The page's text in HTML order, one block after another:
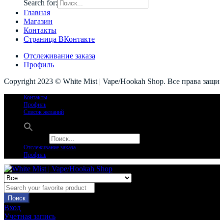
Search for:
Главная
Магазин
Контакты
Страница ВКонтакте
Отслеживание заказа
Профиль
Copyright 2023 © White Mist | Vape/Hookah Shop. Все права
Контакты
Профиль
Список желаний
Отслеживание заказа
Профиль
Поиск
Вход
Учетная запись